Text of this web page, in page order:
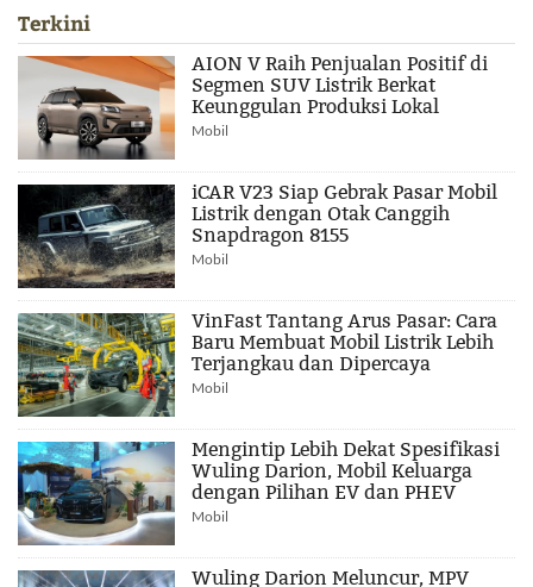
Terkini
AION V Raih Penjualan Positif di
Segmen SUV Listrik Berkat
Keunggulan Produksi Lokal
Mobil
iCAR V23 Siap Gebrak Pasar Mobil
Listrik dengan Otak Canggih
Snapdragon 8155
Mobil
VinFast Tantang Arus Pasar: Cara
Baru Membuat Mobil Listrik Lebih
Terjangkau dan Dipercaya
Mobil
Mengintip Lebih Dekat Spesifikasi
Wuling Darion, Mobil Keluarga
dengan Pilihan EV dan PHEV
Mobil
Wuling Darion Meluncur, MPV